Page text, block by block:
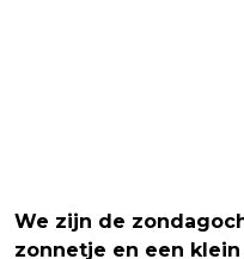
We zijn de
zonnetje en een